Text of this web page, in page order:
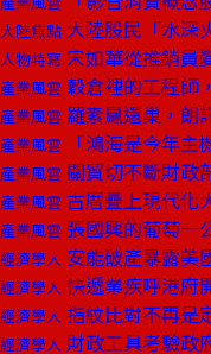
大陸焦點 大陸股民「水深
人物特寫 宋如華從推銷員
產業風雲 穀倉裡的工程師
產業風雲 羅素鳳還巢，朗
產業風雲 「鴻海是今年主
產業風雲 關貿切不斷財政
產業風雲 古厝疊上現代化
產業風雲 張國興的葡萄一
經濟學人 安能破產暴露美
經濟學人 快遞業疾呼港府
經濟學人 指紋比對不再是
經濟學人 財政工具考驗政